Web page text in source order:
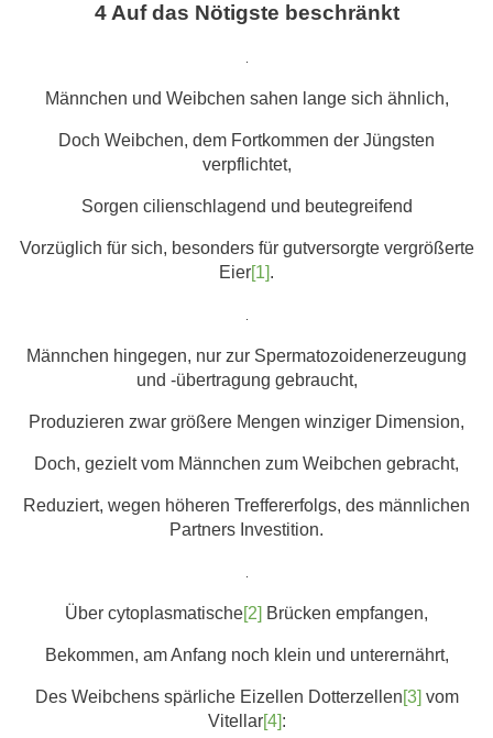
4 Auf das Nötigste beschränkt
Männchen und Weibchen sahen lange sich ähnlich,
Doch Weibchen, dem Fortkommen der Jüngsten
verpflichtet,
Sorgen cilienschlagend und beutegreifend
Vorzüglich für sich, besonders für gutversorgte vergrößerte
Eier[1].
Männchen hingegen, nur zur Spermatozoidenerzeugung
und -übertragung gebraucht,
Produzieren zwar größere Mengen winziger Dimension,
Doch, gezielt vom Männchen zum Weibchen gebracht,
Reduziert, wegen höheren Treffererfolgs, des männlichen
Partners Investition.
Über cytoplasmatische[2] Brücken empfangen,
Bekommen, am Anfang noch klein und unterernährt,
Des Weibchens spärliche Eizellen Dotterzellen[3] vom
Vitellar[4]: